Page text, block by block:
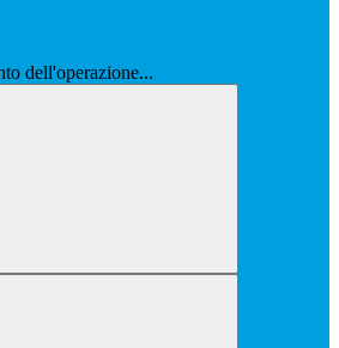
dell'operazione...